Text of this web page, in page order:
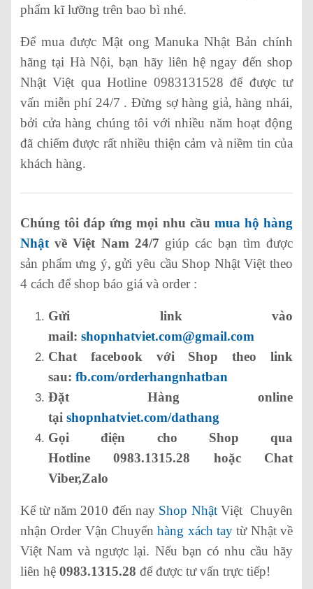
phẩm kĩ lưỡng trên bao bì nhé.
Để mua được Mật ong Manuka Nhật Bản chính
hãng tại Hà Nội, bạn hãy liên hệ ngay đến shop
Nhật Việt qua Hotline 0983131528 để được tư
vấn miễn phí 24/7 . Đừng sợ hàng giả, hàng nhái,
bởi cửa hàng chúng tôi với nhiều năm hoạt động
đã chiếm được rất nhiều thiện cảm và niềm tin của
khách hàng.
Chúng tôi đáp ứng mọi nhu cầu mua hộ hàng
Nhậtvề Việt Nam 24/7 giúp các bạn tìm được
sản phẩm ưng ý, gửi yêu cầu Shop Nhật Việt theo
4 cách để shop báo giá và order :
Gửi link vào
mail: shopnhatviet.com@gmail.com
Chat facebook với Shop theo link
sau: fb.com/orderhangnhatban
Đặt Hàng online
tại shopnhatviet.com/dathang
Gọi điện cho Shop qua
Hotline 0983.1315.28 hoặc Chat
Viber,Zalo
Kể từ năm 2010 đến nay Shop NhậtViệt Chuyên
nhận Order Vận Chuyểnhàng xách tay từ Nhật về
Việt Nam và ngược lại. Nếu bạn có nhu cầu hãy
liên hệ 0983.1315.28 để được tư vấn trực tiếp!